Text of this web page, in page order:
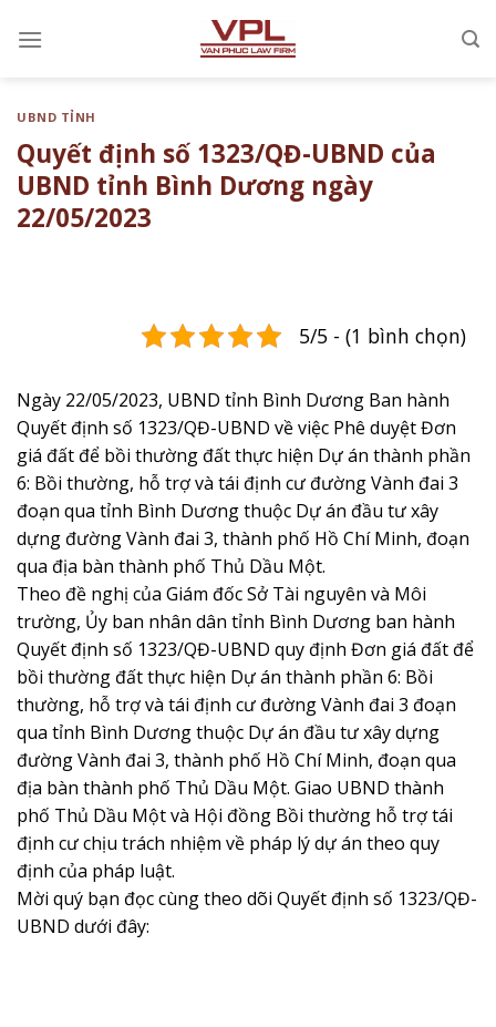
đến
UBND TỈNH
Quyết định số 1323/QĐ-UBND của
UBND tỉnh Bình Dương ngày
22/05/2023
5/5 - (1 bình chọn)
Ngày 22/05/2023, UBND tỉnh Bình Dương Ban hành
Quyết định số 1323/QĐ-UBND về việc ​Phê duyệt Đơn
giá đất để bồi thường đất thực hiện Dự án thành phần
6: Bồi thường, hỗ trợ và tái định cư đường Vành đai 3
đoạn qua tỉnh Bình Dương thuộc Dự án đầu tư xây
dựng đường Vành đai 3, thành phố Hồ Chí Minh, đoạn
qua địa bàn thành phố Thủ Dầu Một.
Theo đề nghị của Giám đốc Sở Tài nguyên và Môi
trường, Ủy ban nhân dân tỉnh Bình Dương ban hành
Quyết định số 1323/QĐ-UBND quy định Đơn giá đất để
bồi thường đất thực hiện Dự án thành phần 6: Bồi
thường, hỗ trợ và tái định cư đường Vành đai 3 đoạn
qua tỉnh Bình Dương thuộc Dự án đầu tư xây dựng
đường Vành đai 3, thành phố Hồ Chí Minh, đoạn qua
địa bàn thành phố Thủ Dầu Một. Giao UBND thành
phố Thủ Dầu Một và Hội đồng Bồi thường hỗ trợ tái
định cư chịu trách nhiệm về pháp lý dự án theo quy
định của pháp luật.
Mời quý bạn đọc cùng theo dõi Quyết định số 1323/QĐ-
UBND dưới đây: